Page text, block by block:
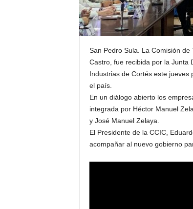
San Pedro Sula. La Comisión
Castro, fue recibida por la Junta
Industrias de Cortés este
el país.
En un diálogo abierto los
integrada por Héctor Manuel
y José Manuel Zelaya.
El Presidente de la CCIC,
acompañar al nuevo gobierno